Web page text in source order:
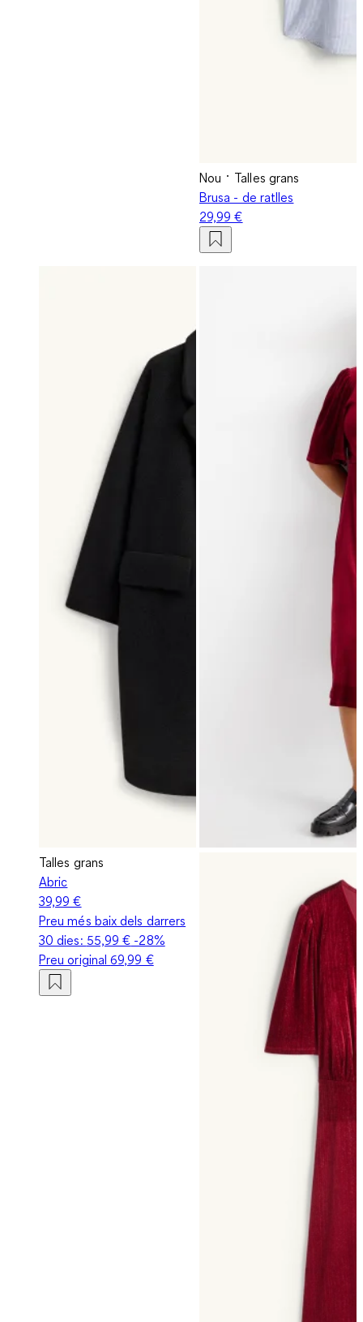
Nou
Talles grans
Brusa - de ratlles
29,99 €
Talles grans
Abric
39,99 €
Preu més baix dels darrers
30 dies: 55,99 € -28%
Preu original69,99 €